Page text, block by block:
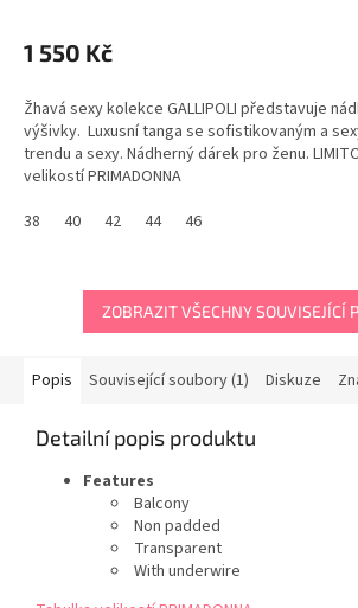
1 550 Kč
Žhavá sexy kolekce GALLIPOLI představuje
výšivky. Luxusní tanga se sofistikovaným a
trendu a sexy. Nádherný dárek pro ženu.
velikostí PRIMADONNA
38
40 42 44 46
ZOBRAZIT VŠECHNY SOUVISEJÍCÍ
Popis Související soubory (1) Diskuze
Detailní popis produktu
Features
Balcony
Non padded
Transparent
With underwire